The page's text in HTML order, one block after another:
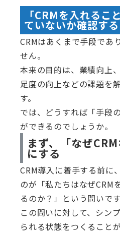
「CRMを入れるこ
ていないか確認する
CRMはあくまで手段であ
せん。
本来の目的は、業績向上
足度の向上などの課題を
す。
では、どうすれば「手段
ができるのでしょうか。
まず、「なぜ
にする
CRM導入に着手する前に
のが「私たちはなぜCRM
るのか？」という問いです
この問いに対して、シン
られる状態をつくること